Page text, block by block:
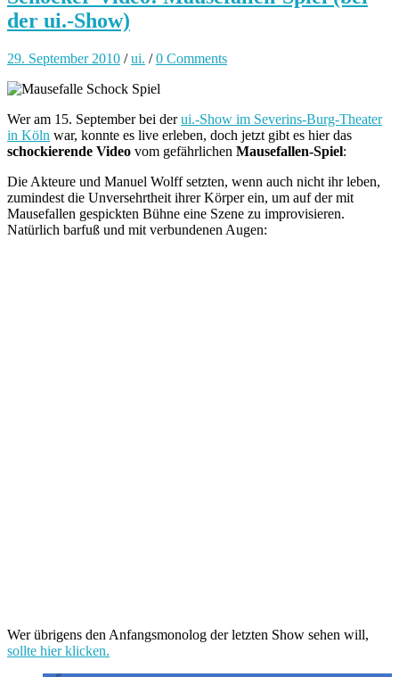
der ui.-Show)
29. September 2010 /ui. /0 Comments
Wer am 15. September bei derui.-Show im Severins-Burg-Theater
in Köln war, konnte es live erleben, doch jetzt gibt es hier das
schockierende Video vom gefährlichen Mausefallen-Spiel:
Die Akteure und Manuel Wolff setzten, wenn auch nicht ihr leben,
zumindest die Unversehrtheit ihrer Körper ein, um auf der mit
Mausefallen gespickten Bühne eine Szene zu improvisieren.
Natürlich barfuß und mit verbundenen Augen:
Wer übrigens den Anfangsmonolog der letzten Show sehen will,
sollte hier klicken.